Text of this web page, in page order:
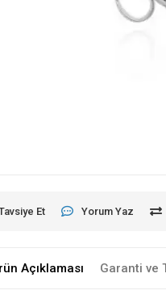
Et Yorum Yaz
Açıklaması Garanti ve